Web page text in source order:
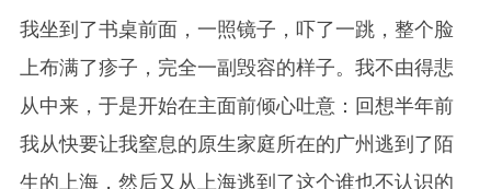
我坐到了书桌前面，一照镜子，吓了一跳，整个脸
上布满了疹子，完全一副毁容的样子。我不由得悲
从中来，于是开始在主面前倾心吐意：回想半年前
我从快要让我窒息的原生家庭所在的广州逃到了陌
生的上海，然后又从上海逃到了这个谁也不认识的